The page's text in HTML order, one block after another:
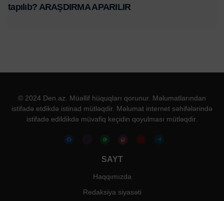
tapılıb? ARAŞDIRMA APARILIR
© 2024 Den.az. Müəllif hüquqları qorunur. Məlumatlarından
istifadə etdikdə istinad mütləqdir. Məlumat internet səhifələrində
istifadə edildikdə müvafiq keçidin qoyulması mütləqdir.
SAYT
Haqqımızda
Redaksiya siyasəti